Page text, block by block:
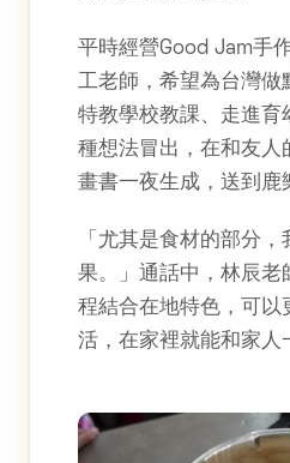
平時經營Good Jam手
工老師，希望為台灣做
特教學校教課、走進育
種想法冒出，在和友人
畫書一夜生成，送到鹿
「尤其是食材的部分
果。」通話中，林辰老
程結合在地特色，可以
活，在家裡就能和家人